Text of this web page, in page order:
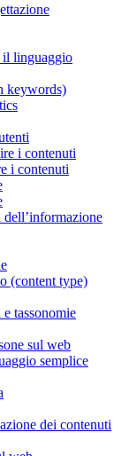
il linguaggio
keywords)
i contenuti
i contenuti
(content type)
tassonomie
sul web
semplice
dei contenuti